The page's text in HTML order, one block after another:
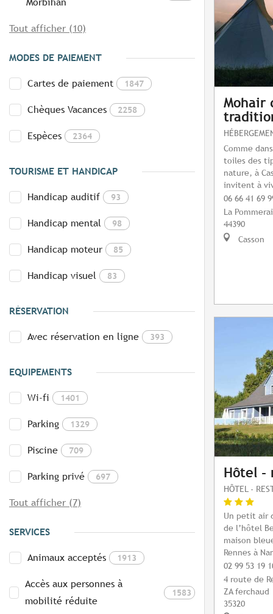
Morbihan
Tout afficher (10)
MODES DE PAIEMENT
Cartes de paiement 1847
Chèques Vacances 2258
Espèces 2364
TOURISME ET HANDICAP
Handicap auditif 93
Handicap mental 98
Handicap moteur 85
Handicap visuel 83
RÉSERVATION
Avec réservation en ligne 393
EQUIPEMENTS
Wi-fi 1401
Parking 1329
Piscine 709
Parking privé 697
Tout afficher (7)
SERVICES
Animaux acceptés 1913
Accès aux personnes à
mobilité réduite
1583
Mohair
Comme
toiles des
nature, à
invitent à
06 66 41 69
La
44390
Casson
Hôtel -
HÔTEL -
Un petit air
de l’hôtel
maison
Rennes à
02 99 53 19
4 route de
ZA ferchaud
35320